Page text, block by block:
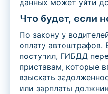
данных может уйти
Что будет, если
По закону у
оплату автоштрафов.
поступил, ГИБДД
приставам, которые
взыскать
или зарплаты